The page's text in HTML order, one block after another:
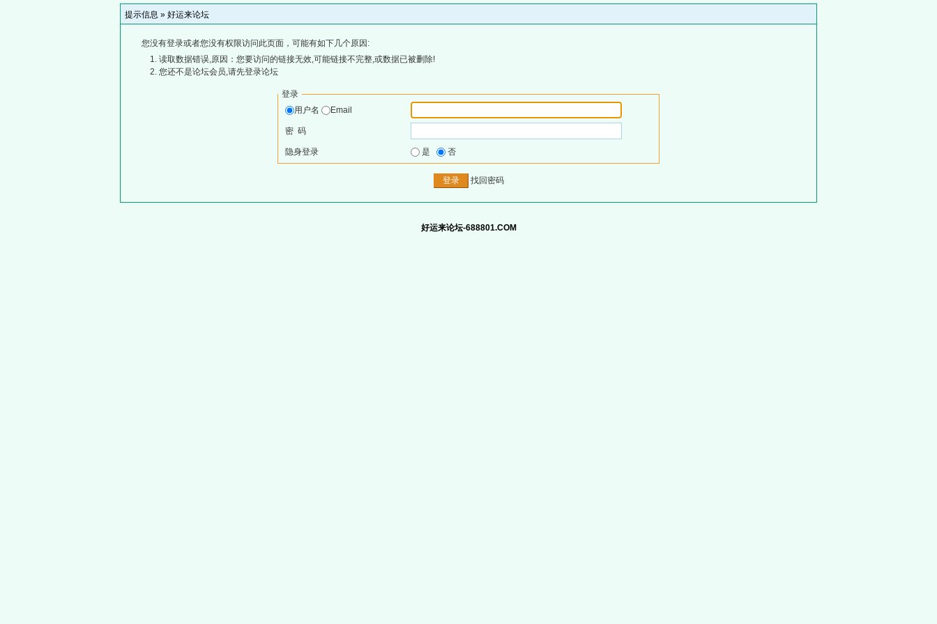
提示信息 » 好运来论坛
您没有登录或者您没有权限访问此页面，可能有如下几个原因:
读取数据错误,原因：您要访问的链接无效,可能链接不完整,或数据已被删除!
您还不是论坛会员,请先登录论坛
登录
用户名
Email
密 码
隐身登录 是 否
找回密码
好运来论坛-688801.COM